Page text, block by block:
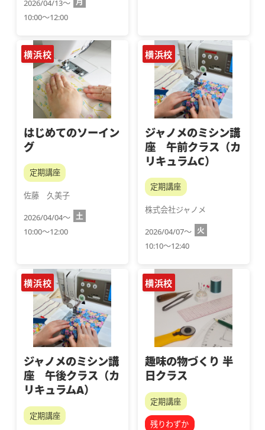
2026/04/13～
10:00～12:00
横浜校
はじめてのソーイン
グ
定期講座
佐藤　久美子
2026/04/04～ 土
10:00～12:00
横浜校
ジャノメのミシン講
座 午前クラス（カ
リキュラムC）
定期講座
株式会社ジャノメ
2026/04/07～ 火
10:10～12:40
横浜校
ジャノメのミシン講
座 午後クラス（カ
リキュラムA）
定期講座
横浜校
趣味の物づくり 半
日クラス
定期講座
残りわずか